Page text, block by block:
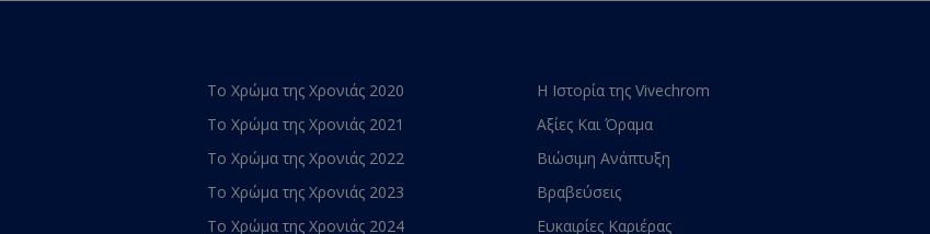
Το Χρώμα της Χρονιάς 2020
Το Χρώμα της Χρονιάς 2021
Το Χρώμα της Χρονιάς 2022
Το Χρώμα της Χρονιάς 2023
Το Χρώμα της Χρονιάς 2024
Η Ιστορία της Vivechrom
Αξίες Και Όραμα
Βιώσιμη Ανάπτυξη
Βραβεύσεις
Ευκαιρίες Καριέρας